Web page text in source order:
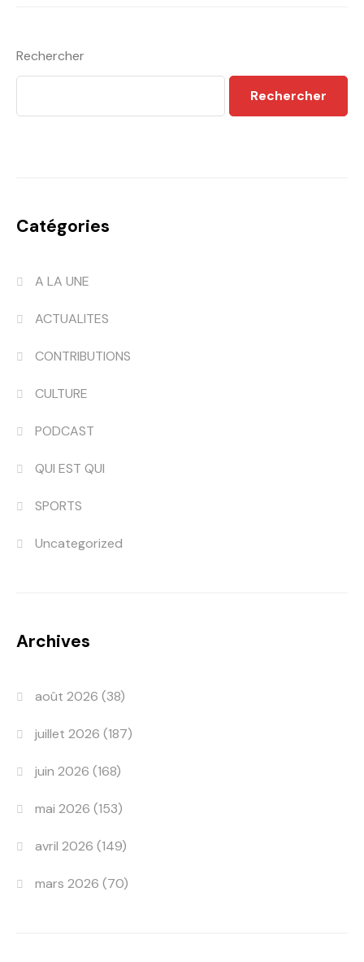
Rechercher
Rechercher
Catégories
A LA UNE
ACTUALITES
CONTRIBUTIONS
CULTURE
PODCAST
QUI EST QUI
SPORTS
Uncategorized
Archives
août 2026 (38)
juillet 2026 (187)
juin 2026 (168)
mai 2026 (153)
avril 2026 (149)
mars 2026 (70)